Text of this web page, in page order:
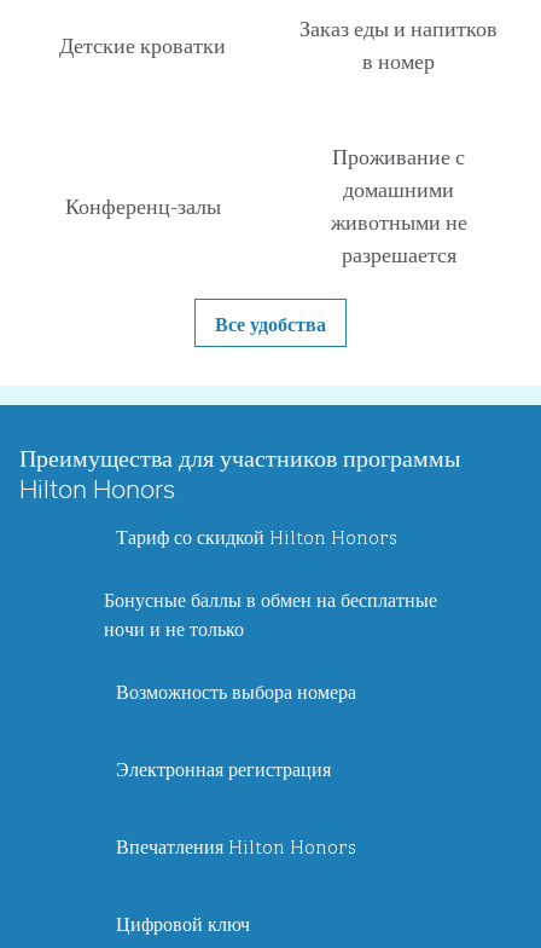
Детские кроватки
Заказ еды и напитков
в номер
Конференц-залы
Проживание с
домашними
животными не
разрешается
Все удобства
Преимущества для участников программы
Hilton Honors
Тариф со скидкой Hilton Honors
Бонусные баллы в обмен на бесплатные
ночи и не только
Возможность выбора номера
Электронная регистрация
Впечатления Hilton Honors
Цифровой ключ